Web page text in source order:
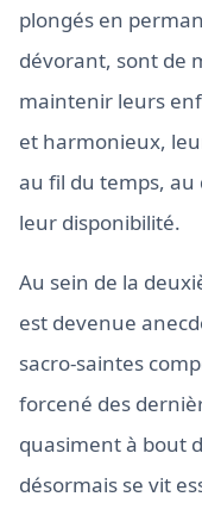
plongés en
dévorant, sont de
maintenir leurs
et harmonieux,
au fil du temps,
leur disponibilité.
Au sein de la
est devenue
sacro-saintes
forcené des
quasiment à bout
désormais se vit